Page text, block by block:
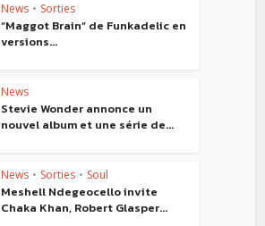
News • Sorties
“Maggot Brain” de Funkadelic en
versions...
News
Stevie Wonder annonce un
nouvel album et une série de...
News • Sorties • Soul
Meshell Ndegeocello invite
Chaka Khan, Robert Glasper...